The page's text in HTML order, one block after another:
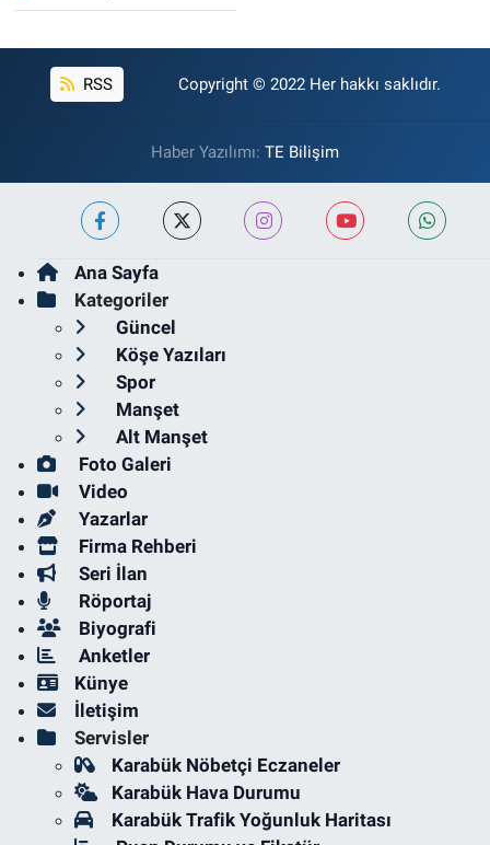
RSS Copyright © 2022 Her hakkı saklıdır.
Haber Yazılımı: TE Bilişim
Ana Sayfa
Kategoriler
Güncel
Köşe Yazıları
Spor
Manşet
Alt Manşet
Foto Galeri
Video
Yazarlar
Firma Rehberi
Seri İlan
Röportaj
Biyografi
Anketler
Künye
İletişim
Servisler
Karabük Nöbetçi Eczaneler
Karabük Hava Durumu
Karabük Trafik Yoğunluk Haritası